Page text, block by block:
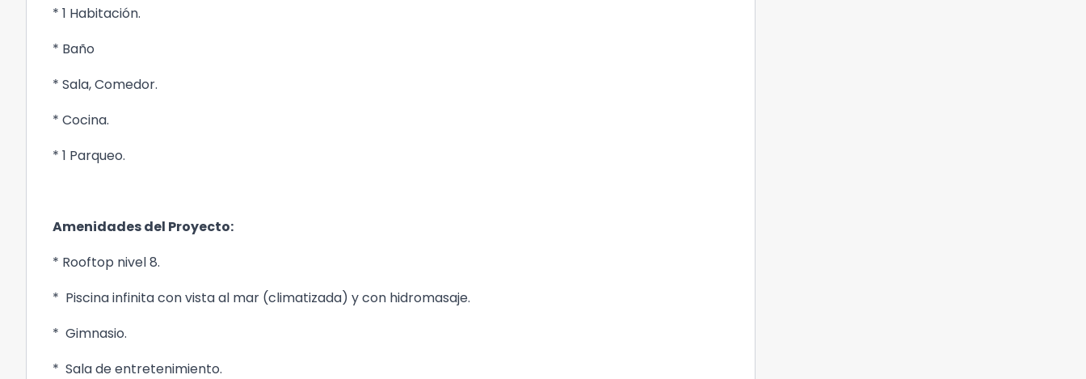
* 1 Habitación.
* Baño
* Sala, Comedor.
* Cocina.
* 1 Parqueo.
Amenidades del Proyecto:
* Rooftop nivel 8.
* Piscina infinita con vista al mar (climatizada) y con hidromasaje.
* Gimnasio.
* Sala de entretenimiento.